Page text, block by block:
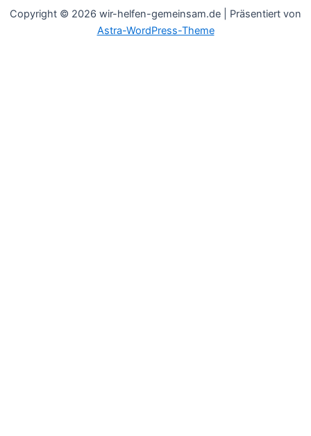
Copyright © 2026 wir-helfen-gemeinsam.de | Präsentiert von
Astra-WordPress-Theme